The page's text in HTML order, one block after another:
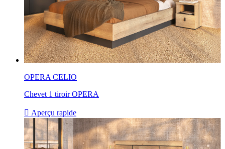
OPERA CELIO
Chevet 1 tiroir OPERA
 Aperçu rapide